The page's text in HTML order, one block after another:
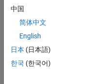
In the next section,
Code
See Also
Code
中国
简体中文
English
日本 (日本語)
한국 (한국어)